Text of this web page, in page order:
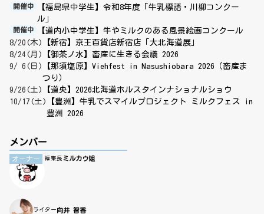
開催中
【福島県中学生】令和8年度「牛乳標語・川柳コンクー
ル」
開催中
【道内小中学生】牛やミルクのある風景絵画コンクール
8/20(木)
【新宿】京王百貨店新宿店「大北海道展」
8/24(月)
【御茶ノ水】畜産に生きる会議 2026
9/ 6(日)
【那須塩原】Viehfest in Nasushiobara 2026（畜産ま
つり）
9/26(土)
【道央】2026北海道ホルスタインナショナルショウ
10/17(土)
【豊洲】牛乳でスマイルプロジェクト ミルクフェス in
豊洲 2026
メンバー
オーナー 編集長 ミルカウ姐
ライター 向井 智香